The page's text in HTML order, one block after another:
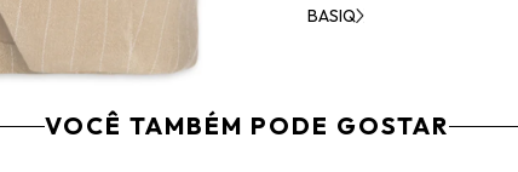
BASIQ
VOCÊ TAMBÉM PODE GOSTAR